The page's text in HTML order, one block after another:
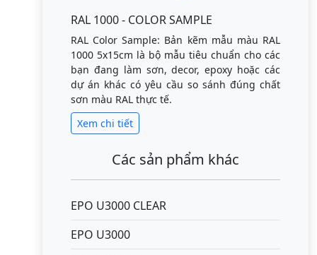
RAL 1000 - COLOR SAMPLE
RAL Color Sample: Bản kẽm mẫu màu RAL
1000 5x15cm là bộ mẫu tiêu chuẩn cho các
bạn đang làm sơn, decor, epoxy hoặc các
dự án khác có yêu cầu so sánh đúng chất
sơn màu RAL thực tế.
Xem chi tiết
Các sản phẩm khác
EPO U3000 CLEAR
EPO U3000